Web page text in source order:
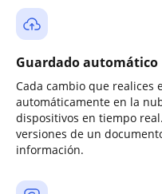
Guardado automático
Cada cambio que realices
automáticamente en la
dispositivos en tiempo
versiones de un
información.